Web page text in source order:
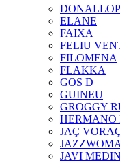
DONALLOP
ELANE
FAIXA
FELIU
FILOMENA
FLAKKA
GOS D
GUINEU
GROGGY
HERMANO
JAÇ
JAVI